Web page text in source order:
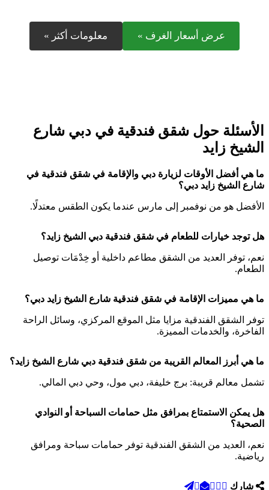
عرض أسعار الغرف » معلومات أكثر »
الأسئلة حول شقق فندقية في دبي شارع
الشيخ زايد
ما هي أفضل الأوقات لزيارة دبي والإقامة في شقق فندقية في
شارع الشيخ زايد دبي؟
الأفضل هو من نوفمبر إلى مارس عندما يكون الطقس معتدلًا.
هل توجد خيارات للطعام في شقق فندقية دبي الشيخ زايد؟
نعم، توفر العديد من الشقق مطاعم داخلية أو خِدْمَات توصيل
الطعام.
ما هي مميزات الإقامة في شقق فندقية شارع الشيخ زايد دبي؟
توفر الشقق الفندقية مزايا مثل الموقع المركزي، وسائل الراحة
الفاخرة، والخدمات المميزة.
ما هي أبرز المعالم القريبة من شقق فندقية دبي شارع الشيخ زايد؟
تشمل معالم قريبة: برج خليفة، دبي مول، وحي دبي المالي.
هل يمكن الاستمتاع بمرافق مثل حمامات السباحة أو النوادي
الصحية؟
نعم، العديد من الشقق الفندقية توفر حمامات سباحة ومرافق
رياضية.
شارك